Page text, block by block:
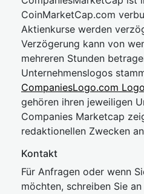
CoinMarketCap.com
Aktienkurse werden
Verzögerung kann von
mehreren Stunden
Unternehmenslogos
CompaniesLogo.com
gehören ihren jeweiligen
Companies Marketcap
redaktionellen Zwecken
Kontakt
Für Anfragen oder wenn
möchten, schreiben Sie an